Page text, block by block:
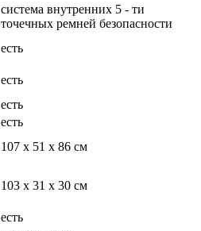
система внутренних 5 - ти
точечных ремней безопасности
есть
есть
есть
есть
107 х 51 х 86 см
103 х 31 х 30 см
есть